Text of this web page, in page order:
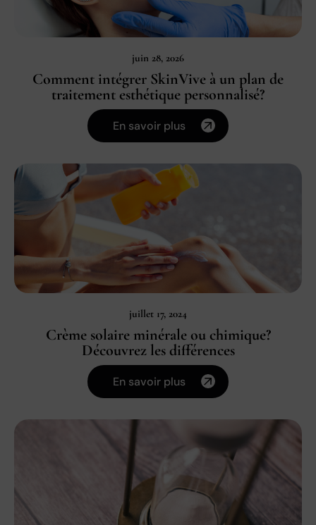
juin 28, 2026
Comment intégrer SkinVive à un plan de
traitement esthétique personnalisé?
En savoir plus
juillet 17, 2024
Crème solaire minérale ou chimique?
Découvrez les différences
En savoir plus